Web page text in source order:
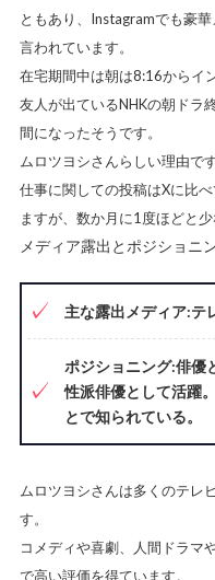
ともあり、Instagramでも豪
言われています。
在宅期間中は朝は8:16からイ
友人が出ているNHKの朝ドラ
間になったそうです。
ムロツヨシさんらしい理由です
仕事に関しての投稿はXに比
ますが、数か月に1度ほどと少
メディア露出とポジショニ
主な露出メディア:テ
ポジショニング:俳優
性派俳優として活躍
とで知られている。
ムロツヨシさんは多くのテレ
す。
コメディや喜劇、人間ドラマ
で高い評価を得ています。